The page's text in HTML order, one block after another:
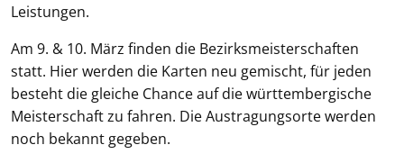
Leistungen.
Am 9. & 10. März finden die Bezirksmeisterschaften
statt. Hier werden die Karten neu gemischt, für jeden
besteht die gleiche Chance auf die württembergische
Meisterschaft zu fahren. Die Austragungsorte werden
noch bekannt gegeben.